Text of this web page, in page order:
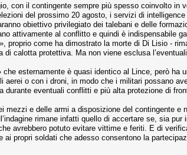
con il contingente sempre più spesso coinvolto
del prossimo 20 agosto, i servizi di
obiettivo pri­vilegiato dei talebani e delle
attivamente al conflitto e quindi è in­dispensabile
proprio come ha dimostrato la morte di Di Lisio -
calotta protettiva. Ma non viene esclusa
esternamente è quasi identi­co al Lince, però
o con i droni, in modo che i militari possano
durante eventuali conflitti e più alta protezione di
mezzi e delle armi a disposizio­ne del contingente
rimane infat­ti quello di accertare se, sia
avrebbero potuto evi­tare vittime e feriti. E di
ai propri soldati ­che adesso consentono la